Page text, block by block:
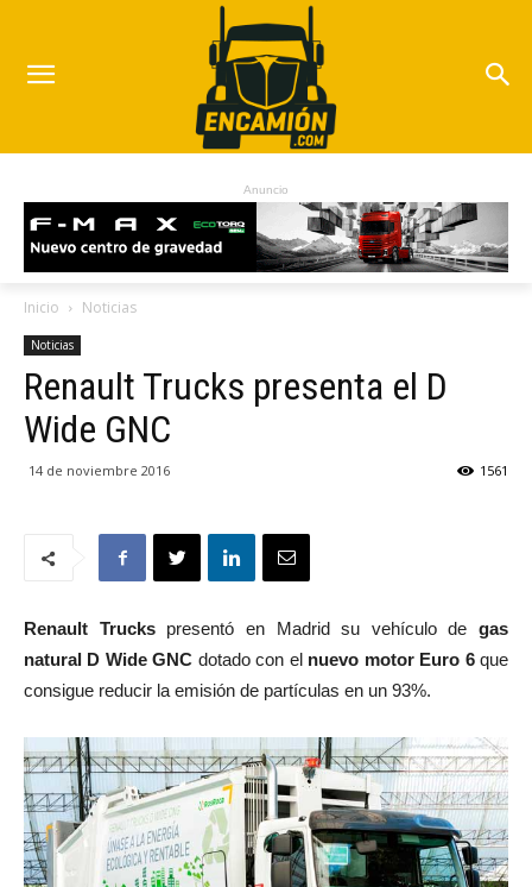
Anuncio
Inicio Noticias
Noticias
Renault Trucks presenta el D
Wide GNC
14 de noviembre 2016 1561
Renault Truckspresentó en Madrid su vehículo de gas
natural D Wide GNC dotado con elnuevo motor Euro 6que
consigue reducir la emisión de partículas en un 93%.